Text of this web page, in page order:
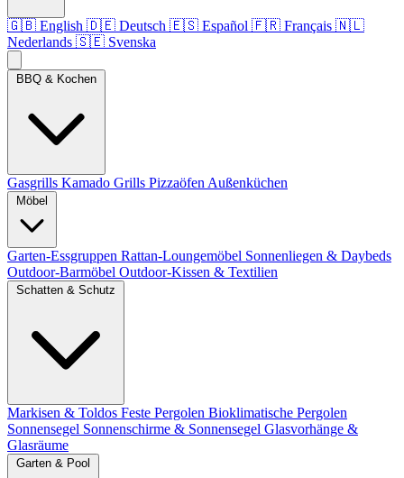
🇬🇧 English 🇩🇪 Deutsch 🇪🇸 Español 🇫🇷 Français 🇳🇱
Nederlands 🇸🇪 Svenska
Gasgrills Kamado Grills Pizzaöfen Außenküchen
Garten-Essgruppen Rattan-Loungemöbel Sonnenliegen & Daybeds
Outdoor-Barmöbel Outdoor-Kissen & Textilien
Markisen & Toldos Feste Pergolen Bioklimatische Pergolen
Sonnensegel Sonnenschirme & Sonnensegel Glasvorhänge &
Glasräume